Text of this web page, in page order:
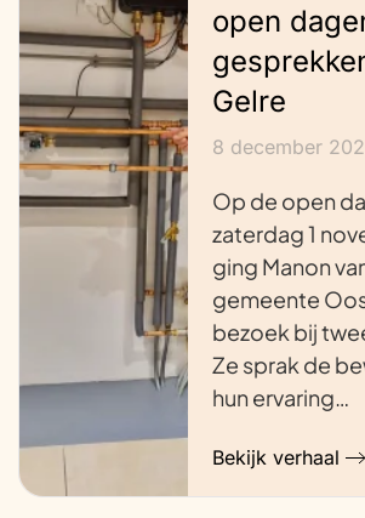
open
Gelre
8 december
Op de open
zaterdag 1
ging Manon
gemeente
bezoek bij
Ze sprak de
hun ervaring…
Bekijk verhaal